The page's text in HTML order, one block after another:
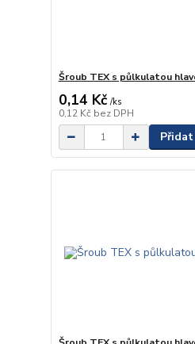
Šroub TEX s půlkulatou
0,14 Kč /ks
0,12 Kč bez DPH